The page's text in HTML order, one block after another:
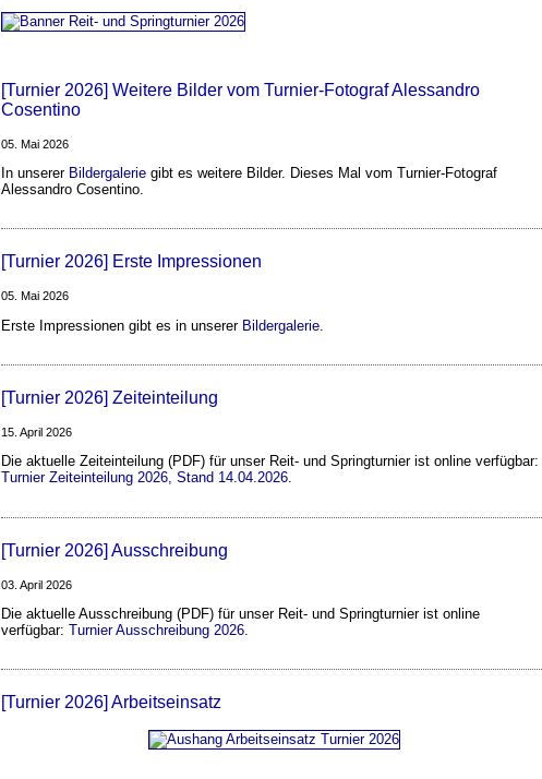
[Turnier 2026] Weitere Bilder vom Turnier-Fotograf Alessandro
Cosentino
05. Mai 2026
In unserer Bildergalerie gibt es weitere Bilder. Dieses Mal vom Turnier-Fotograf
Alessandro Cosentino.
[Turnier 2026] Erste Impressionen
05. Mai 2026
Erste Impressionen gibt es in unserer Bildergalerie
[Turnier 2026] Zeiteinteilung
15. April 2026
Die aktuelle Zeiteinteilung (PDF) für unser Reit- und Springturnier ist online verfügbar:
Turnier Zeiteinteilung 2026, Stand 14.04.2026.
[Turnier 2026] Ausschreibung
03. April 2026
Die aktuelle Ausschreibung (PDF) für unser Reit- und Springturnier ist online
verfügbar: Turnier Ausschreibung 2026
[Turnier 2026] Arbeitseinsatz